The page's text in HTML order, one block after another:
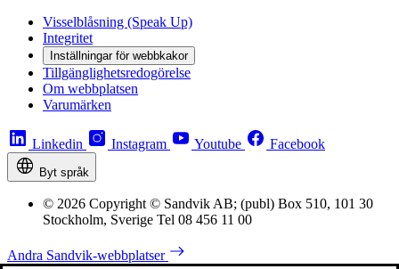
Visselblåsning (Speak Up)
Integritet
Inställningar för webbkakor
Tillgänglighetsredogörelse
Om webbplatsen
Varumärken
Linkedin Instagram Youtube Facebook
Byt språk
© 2026 Copyright © Sandvik AB; (publ) Box 510, 101 30
Stockholm, Sverige Tel 08 456 11 00
Andra Sandvik-webbplatser